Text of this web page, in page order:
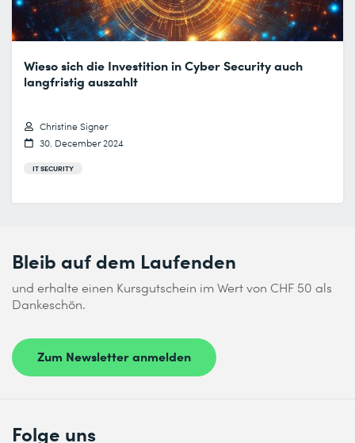
Wieso sich die Investition in Cyber Security auch
langfristig auszahlt
Christine Signer
30. December 2024
IT SECURITY
Bleib auf dem Laufenden
und erhalte einen Kursgutschein im Wert von CHF 50 als
Dankeschön.
Zum Newsletter anmelden
Folge uns